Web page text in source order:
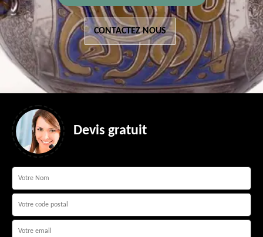
CONTACTEZ NOUS
Devis gratuit